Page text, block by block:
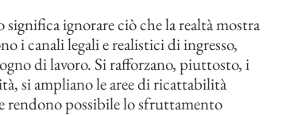
ignorare ciò che la realtà mostra
i canali legali e realistici di ingresso,
di lavoro. Si rafforzano, piuttosto, i
si ampliano le aree di ricattabilità
rendono possibile lo sfruttamento